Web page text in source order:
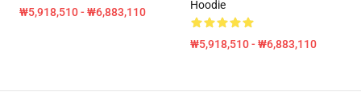
₩5,918,510 - ₩6,883,110
Hoodie
₩5,918,510 - ₩6,883,110